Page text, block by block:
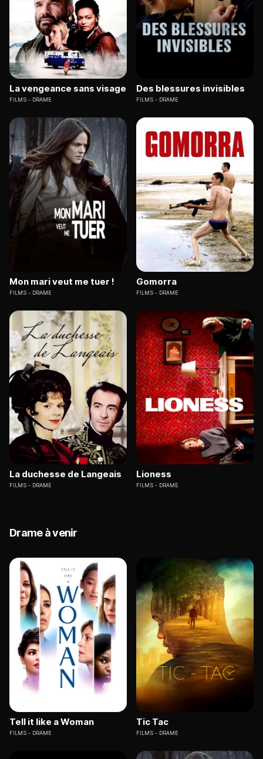
La vengeance sans visage
FILMS DRAME
Des blessures invisibles
FILMS DRAME
Mon mari veut me tuer !
FILMS DRAME
Gomorra
FILMS DRAME
La duchesse de Langeais
FILMS DRAME
Lioness
FILMS DRAME
Drame à venir
Tell it like a Woman
FILMS DRAME
Tic Tac
FILMS DRAME